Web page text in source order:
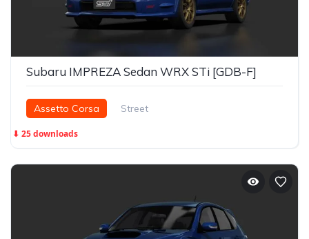
Subaru IMPREZA Sedan WRX STi [GDB-F]
Assetto Corsa Street
⬇ 25 downloads